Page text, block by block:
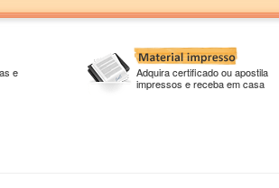
e
Adquira certificado ou apostila
impressos e receba em casa